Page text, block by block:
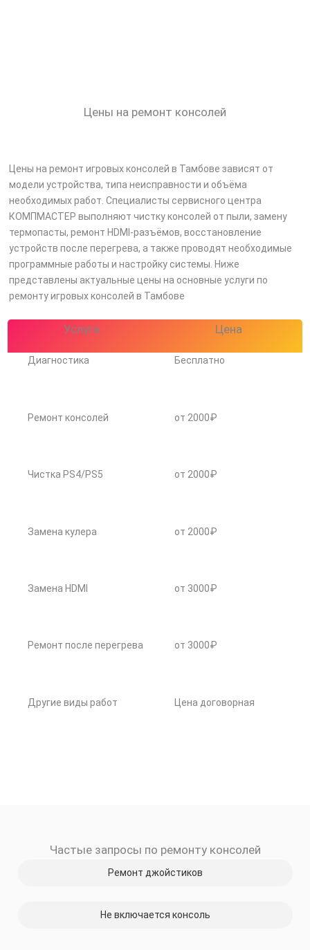
Цены на ремонт консолей
Цены на ремонт игровых консолей в Тамбове зависят от
модели устройства, типа неисправности и объёма
необходимых работ. Специалисты сервисного центра
КОМПМАСТЕР выполняют чистку консолей от пыли, замену
термопасты, ремонт HDMI-разъёмов, восстановление
устройств после перегрева, а также проводят необходимые
программные работы и настройку системы. Ниже
представлены актуальные цены на основные услуги по
ремонту игровых консолей в Тамбове
Услуга Цена
Диагностика Бесплатно
Ремонт консолей от 2000₽
Чистка PS4/PS5 от 2000₽
Замена кулера от 2000₽
Замена HDMI от 3000₽
Ремонт после перегрева от 3000₽
Другие виды работ Цена договорная
Частые запросы по ремонту консолей
Ремонт джойстиков
Не включается консоль